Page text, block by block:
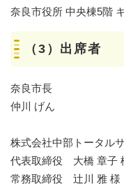
奈良市役所 中央棟5階
（3）出席者
奈良市長
仲川 げん
株式会社中部トータル
代表取締役 大橋 章子
常務取締役 辻川 雅 様